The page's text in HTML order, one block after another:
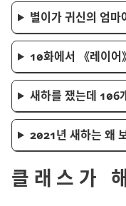
별이가 귀신의 엄마
10화에서 레이어
새하를 쟀는데 106
2021년 새하는 왜
클래스가